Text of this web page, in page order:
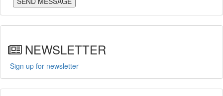
NEWSLETTER
Sign up for newsletter